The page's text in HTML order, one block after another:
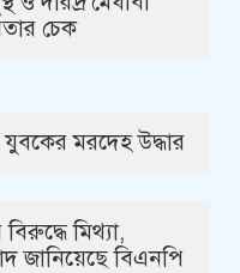
চেক
মরদেহ উদ্ধার
মিথ্যা,
জানিয়েছে বিএনপি